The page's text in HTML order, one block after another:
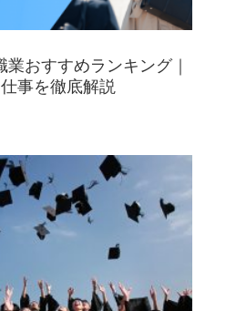
業おすすめランキング｜
事を徹底解説